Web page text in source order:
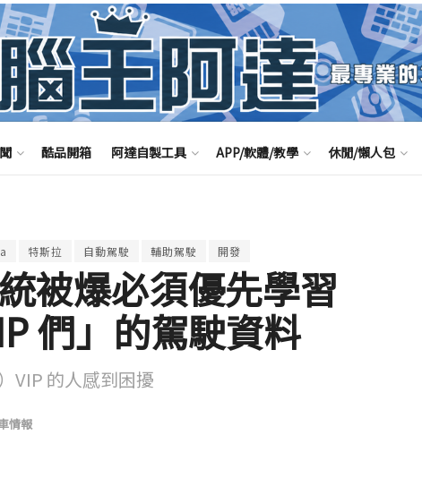
酷品開箱 阿達自製工具 APP/軟體/教學 休閒/懶人包
特斯拉 自動駕駛 輔助駕駛 開發
被爆必須優先學習
們」的駕駛資料
VIP 的人感到困擾
情報